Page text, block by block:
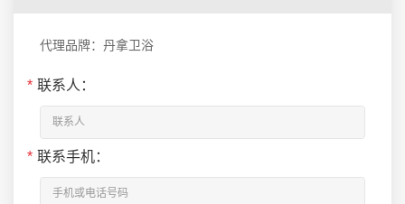
代理品牌：丹拿卫浴
* 联系人：
* 联系手机：